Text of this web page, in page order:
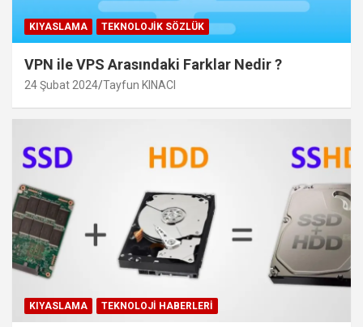
KIYASLAMA TEKNOLOJIK SÖZLÜK
VPN ile VPS Arasındaki Farklar Nedir ?
24 Şubat 2024 Tayfun KINACI
KIYASLAMA TEKNOLOJI HABERLERI